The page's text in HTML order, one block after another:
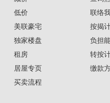
低价
美联豪宅
独家楼盘
租房
居屋专页
买卖流程
联络
按揭
负担
转按
缴款